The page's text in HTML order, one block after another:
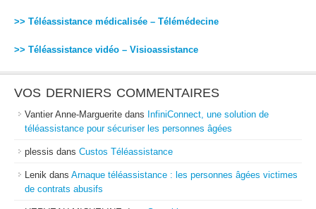
>> Téléassistance médicalisée – Télémédecine
>> Téléassistance vidéo – Visioassistance
VOS DERNIERS COMMENTAIRES
Vantier Anne-Marguerite dans InfiniConnect, une solution de
téléassistance pour sécuriser les personnes âgées
plessis dans Custos Téléassistance
Lenik dans Arnaque téléassistance : les personnes âgées victimes
de contrats abusifs